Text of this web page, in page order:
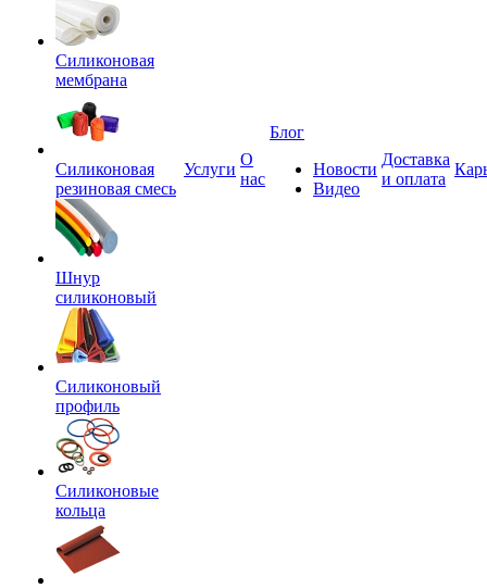
Силиконовая
мембрана
Силиконовая
резиновая смесь
Шнур
силиконовый
Силиконовый
профиль
Силиконовые
кольца
Услуги
О
нас
Блог
Новости
Видео
Доставка
и оплата